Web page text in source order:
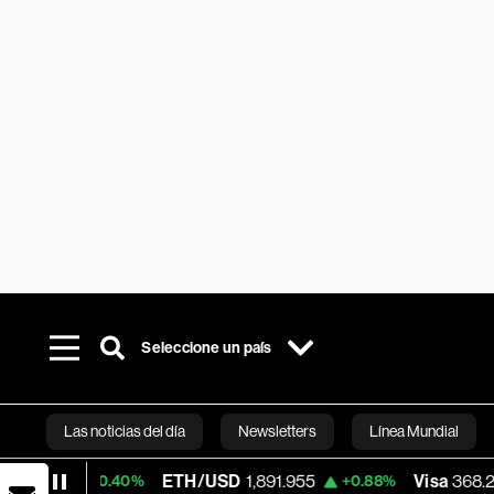
Seleccione un país
Las noticias del día Newsletters Línea Mundial
Bloomberg
ETH/USD 1,891.955 +0.88% Visa 368.24 -